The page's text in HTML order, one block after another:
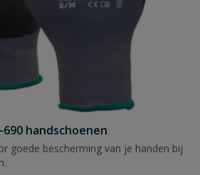
handschoenen
goede bescherming van je handen bij